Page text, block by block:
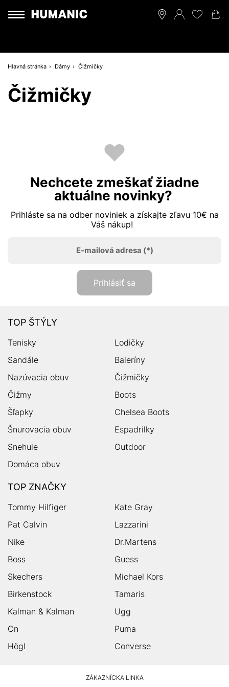
Hlavná stránka Dámy Čižmičky
Čižmičky
Nechcete zmeškať žiadne
aktuálne novinky?
Prihláste sa na odber noviniek a získajte zľavu 10€ na
Váš nákup!
E-mailová adresa (*)
Prihlásiť sa
TOP ŠTÝLY
Tenisky
Lodičky
Sandále
Baleríny
Nazúvacia obuv
Čižmičky
Čižmy
Boots
Šľapky
Chelsea Boots
Šnurovacia obuv
Espadrilky
Snehule
Outdoor
Domáca obuv
TOP ZNAČKY
Tommy Hilfiger
Kate Gray
Pat Calvin
Lazzarini
Nike
Dr.Martens
Boss
Guess
Skechers
Michael Kors
Birkenstock
Tamaris
Kalman & Kalman
Ugg
On
Puma
Högl
Converse
ZÁKAZNÍCKA LINKA